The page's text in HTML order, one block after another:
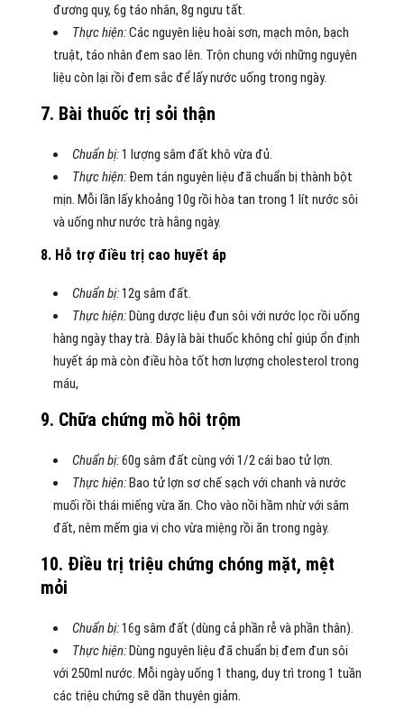
đương quy, 6g táo nhân, 8g ngưu tất.
Thực hiện:Các nguyên liệu hoài sơn, mạch môn, bạch
truật, táo nhân đem sao lên. Trộn chung với những nguyên
liệu còn lại rồi đem sắc để lấy nước uống trong ngày.
7. Bài thuốc trị sỏi thận
Chuẩn bị:1 lượng sâm đất khô vừa đủ.
Thực hiện: Đem tán nguyên liệu đã chuẩn bị thành bột
mịn. Mỗi lần lấy khoảng 10g rồi hòa tan trong 1 lít nước sôi
và uống như nước trà hằng ngày.
8. Hỗ trợ điều trị cao huyết áp
Chuẩn bị:12g sâm đất.
Thực hiện:Dùng dược liệu đun sôi với nước lọc rồi uống
hàng ngày thay trà. Đây là bài thuốc không chỉ giúp ổn định
huyết áp mà còn điều hòa tốt hơn lượng cholesterol trong
máu,
9. Chữa chứng mồ hôi trộm
Chuẩn bị:60g sâm đất cùng với 1/2 cái bao tử lợn.
Thực hiện:Bao tử lợn sơ chế sạch với chanh và nước
muối rồi thái miếng vừa ăn. Cho vào nồi hầm nhừ với sâm
đất, nêm mếm gia vị cho vừa miệng rồi ăn trong ngày.
10. Điều trị triệu chứng chóng mặt, mệt
mỏi
Chuẩn bị:16g sâm đất (dùng cả phần rễ và phần thân).
Thực hiện:Dùng nguyên liệu đã chuẩn bị đem đun sôi
với 250ml nước. Mỗi ngày uống 1 thang, duy trì trong 1 tuần
các triệu chứng sẽ dần thuyên giảm.